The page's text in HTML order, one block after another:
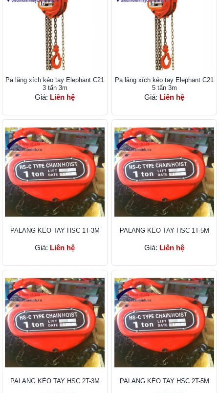
Pa lăng xích kéo tay Elephant C21
3 tấn 3m
Giá: Liên hệ
Pa lăng xích kéo tay Elephant C21
5 tấn 3m
Giá: Liên hệ
PALANG KÉO TAY HSC 1T-3M
Giá: Liên hệ
PALANG KÉO TAY HSC 1T-5M
Giá: Liên hệ
PALANG KÉO TAY HSC 2T-3M PALANG KÉO TAY HSC 2T-5M